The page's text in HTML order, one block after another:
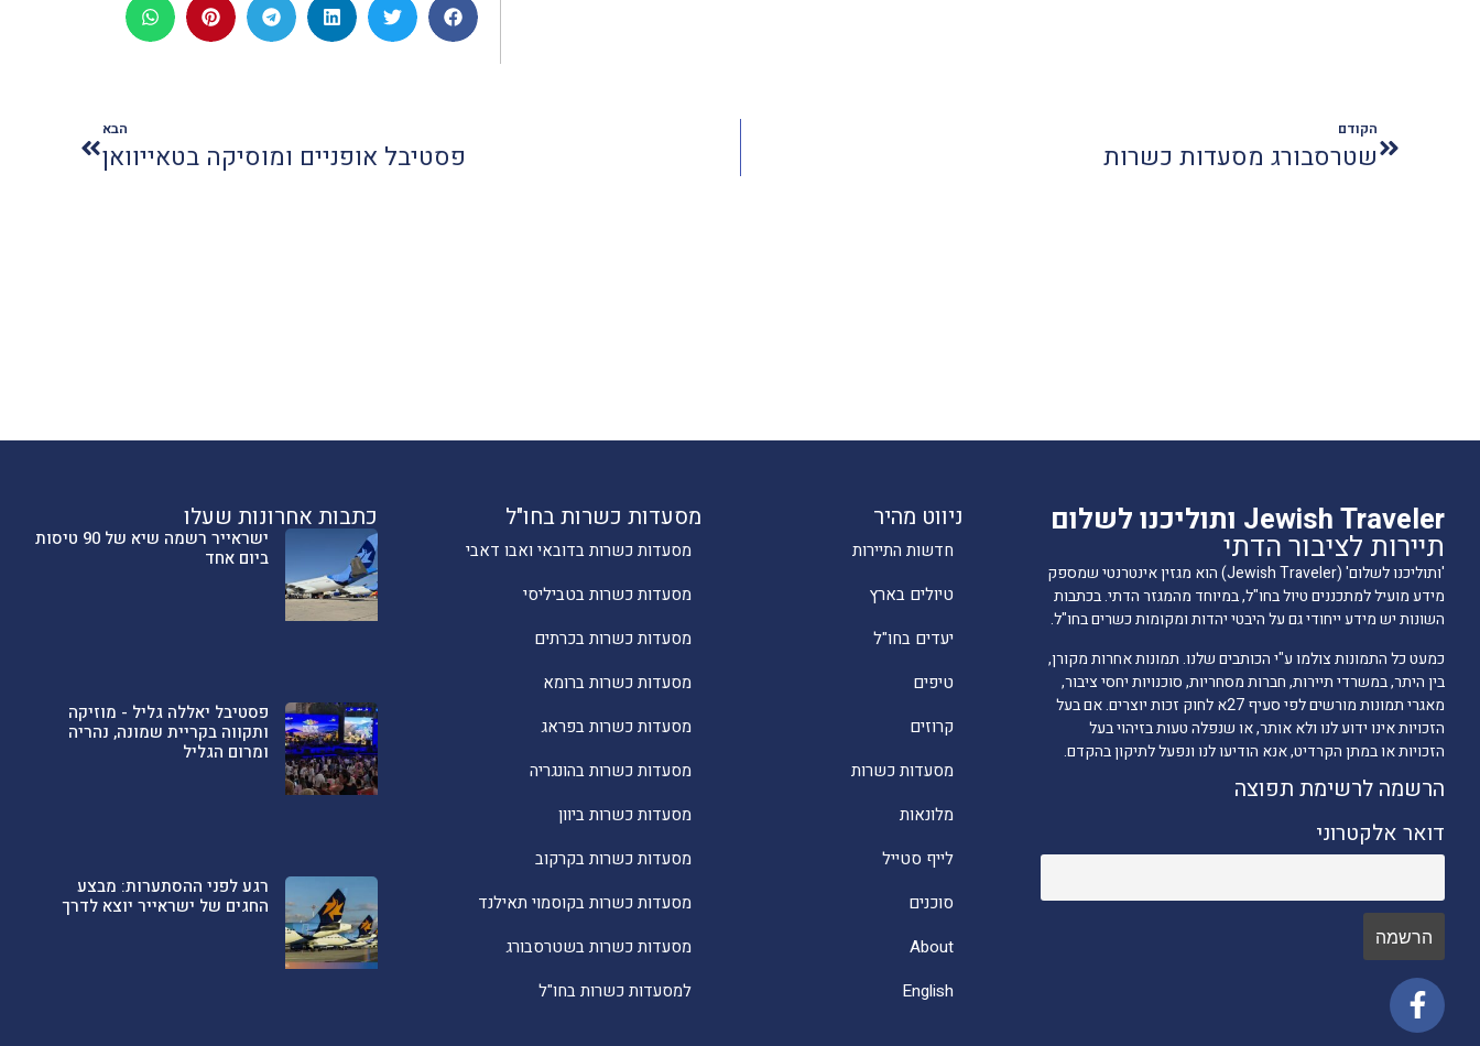
הקודם
שטרסבורג מסעדות כשרות
הבא
פסטיבל אופניים ומוסיקה בטאייוואן
כתבות אחרונות שעלו
ישראייר רשמה שיא של 90 טיסות
ביום אחד
פסטיבל יאללה גליל - מוזיקה
ותקווה בקריית שמונה, נהריה
ומרום הגליל
רגע לפני ההסתערות: מבצע
החגים של ישראייר יוצא לדרך
מסעדות כשרות בחו"ל
מסעדות כשרות בדובאי ואבו דאבי
מסעדות כשרות בטביליסי
מסעדות כשרות בכרתים
מסעדות כשרות ברומא
מסעדות כשרות בפראג
מסעדות כשרות בהונגריה
מסעדות כשרות ביוון
מסעדות כשרות בקרקוב
מסעדות כשרות בקוסמוי תאילנד
מסעדות כשרות בשטרסבורג
למסעדות כשרות בחו"ל
ניווט מהיר
חדשות התיירות
טיולים בארץ
יעדים בחו"ל
טיפים
קרוזים
מסעדות כשרות
מלונאות
לייף סטייל
סוכנים
About
English
Jewish Traveler ותוליכנו לשלום
תיירות לציבור הדתי
'ותוליכנו לשלום' (Jewish Traveler) הוא מגזין אינטרנטי שמספק
מידע מועיל למתכננים טיול בחו"ל, במיוחד מהמגזר הדתי. בכתבות
השונות יש מידע ייחודי גם על היבטי יהדות ומקומות כשרים בחו"ל.
כמעט כל התמונות צולמו ע"י הכותבים שלנו. תמונות אחרות מקורן,
בין היתר, במשרדי תיירות, חברות מסחריות, סוכנויות יחסי ציבור,
מאגרי תמונות מורשים לפי סעיף 27א לחוק זכות יוצרים. אם בעל
הזכויות אינו ידוע לנו ולא אותר, או שנפלה טעות בזיהוי בעל
הזכויות או במתן הקרדיט, אנא הודיעו לנו ונפעל לתיקון בהקדם.
הרשמה לרשימת תפוצה
דואר אלקטרוני